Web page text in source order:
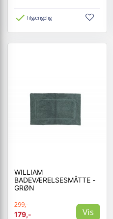
Tilgængelig
WILLIAM
BADEVÆRELSESMÅTTE -
GRØN
299,-
179,-
Vis